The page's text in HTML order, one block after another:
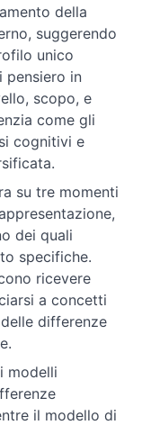
della
suggerendo
unico
pensiero in
scopo, e
come gli
cognitivi e
su tre momenti
dei quali
specifiche.
ricevere
a concetti
differenze
modelli
il modello di